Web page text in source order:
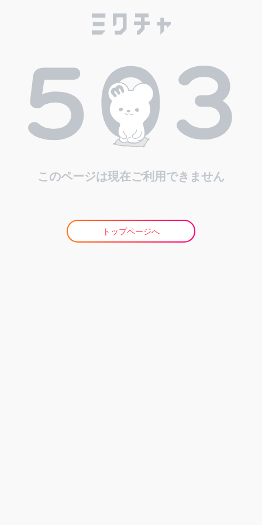
このページは現在ご利用できません